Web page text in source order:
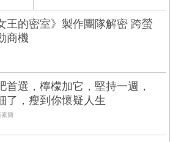
王的密室》製作團隊解密 跨螢
商機
首選，檸檬加它，堅持一週，
了，瘦到你懷疑人生
素簡